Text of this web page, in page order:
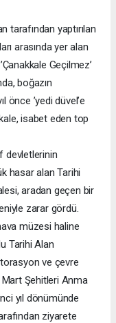
tarafından yaptırılan
arasında yer alan
Geçilmez’
boğazın
önce ’yedi düvel’e
isabet eden top
devletlerinin
hasar alan Tarihi
aradan geçen bir
zarar gördü.
müzesi haline
Tarihi Alan
ve çevre
Mart Şehitleri Anma
yıl dönümünde
ziyarete